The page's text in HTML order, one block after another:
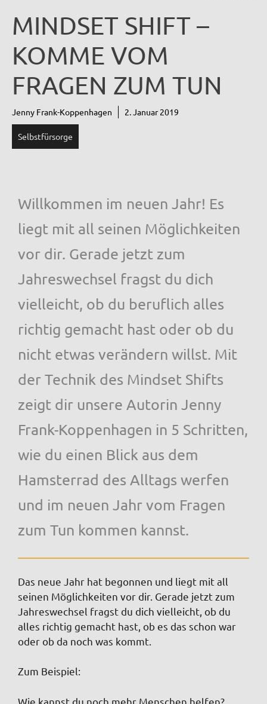
MINDSET SHIFT –
KOMME VOM
FRAGEN ZUM TUN
Jenny Frank-Koppenhagen 2. Januar 2019
Selbstfürsorge
Willkommen im neuen Jahr! Es
liegt mit all seinen Möglichkeiten
vor dir. Gerade jetzt zum
Jahreswechsel fragst du dich
vielleicht, ob du beruflich alles
richtig gemacht hast oder ob du
nicht etwas verändern willst. Mit
der Technik des Mindset Shifts
zeigt dir unsere Autorin Jenny
Frank-Koppenhagen in 5 Schritten,
wie du einen Blick aus dem
Hamsterrad des Alltags werfen
und im neuen Jahr vom Fragen
zum Tun kommen kannst.
Das neue Jahr hat begonnen und liegt mit all
seinen Möglichkeiten vor dir. Gerade jetzt zum
Jahreswechsel fragst du dich vielleicht, ob du
alles richtig gemacht hast, ob es das schon war
oder ob da noch was kommt.
Zum Beispiel:
Wie kannst du noch mehr Menschen helfen?